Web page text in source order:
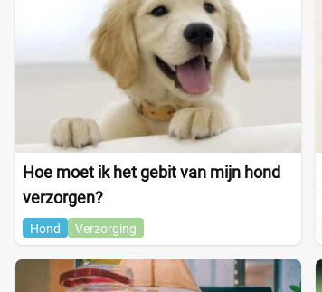
Hoe moet ik het gebit van mijn hond
verzorgen?
Hond Verzorging